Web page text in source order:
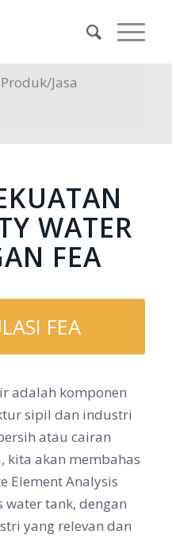
Produk/Jasa
WATER
FEA
FEA
adalah komponen
sipil dan industri
atau cairan
kita akan membahas
Element Analysis
water tank, dengan
yang relevan dan